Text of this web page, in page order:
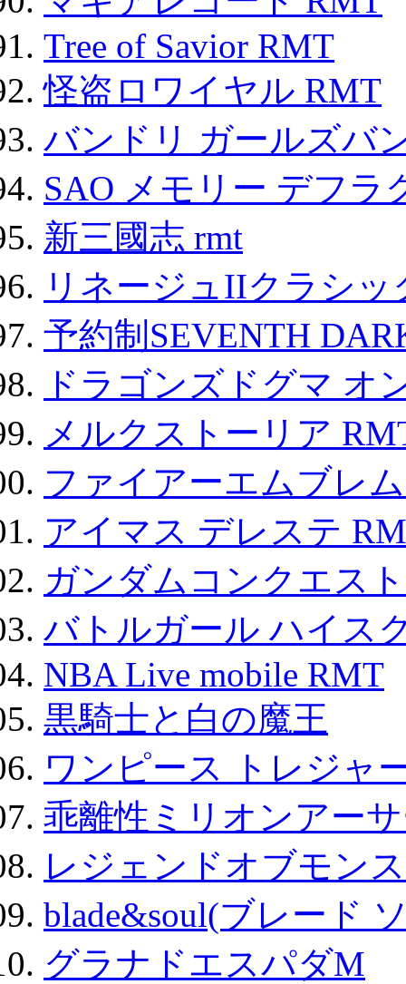
Tree of Savior RMT
怪盗ロワイヤル RMT
バンドリ ガールズバ
SAO メモリー デフラ
新三國志 rmt
リネージュIIクラシ
予約制SEVENTH
ドラゴンズドグマ オ
メルクストーリア
ファイアーエムブレ
アイマス デレステ
ガンダムコンクエスト
バトルガール ハイス
NBA Live mobile RMT
黒騎士と白の魔王
ワンピース トレジャ
乖離性ミリオンアー
レジェンドオブモン
blade&soul(ブレード
グラナドエスパダM